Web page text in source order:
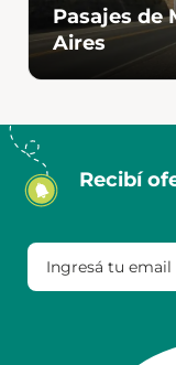
Pasajes de
Aires
Recibí